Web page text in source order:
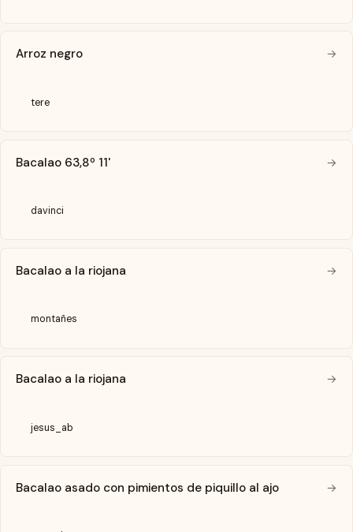
Arroz negro →
tere
Bacalao 63,8º 11' →
davinci
Bacalao a la riojana →
montañes
Bacalao a la riojana →
jesus_ab
Bacalao asado con pimientos de piquillo al ajo →